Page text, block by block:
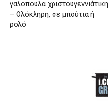
γαλοπούλα χριστουγεννιάτικη
– Ολόκληρη, σε μπούτια ή
ρολό